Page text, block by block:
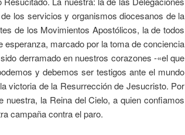
los servicios y organismos diocesanos de la
de los Movimientos Apostólicos, la de todos
esperanza, marcado por la toma de conciencia
derramado en nuestros corazones -«el que
y debemos ser testigos ante el mundo
victoria de la Resurrección de Jesucristo. Por
la Reina del Cielo, a quien confiamos
campaña contra el paro.